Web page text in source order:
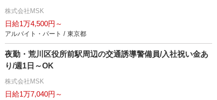
株式会社MSK
日給1万4,500円～
アルバイト・パート / 東京都
夜勤・荒川区役所前駅周辺の交通誘導警備員/入社祝い金あ
り/週1日～OK
株式会社MSK
日給1万7,040円～